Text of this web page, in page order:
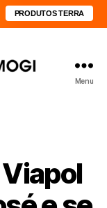
PRODUTOS TERRA
Menu